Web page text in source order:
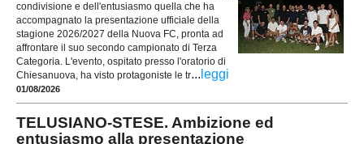
condivisione e dell'entusiasmo quella che ha
accompagnato la presentazione ufficiale della
stagione 2026/2027 della Nuova FC, pronta ad
affrontare il suo secondo campionato di Terza
Categoria. L'evento, ospitato presso l'oratorio di
Chiesanuova, ha visto protagoniste le tr... leggi
01/08/2026
TELUSIANO-STESE. Ambizione ed
entusiasmo alla presentazione